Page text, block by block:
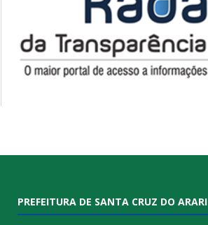
PREFEITURA DE SANTA CRUZ DO ARARI